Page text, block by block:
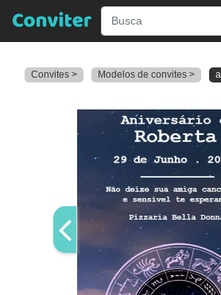
Convites > Modelos de convites >